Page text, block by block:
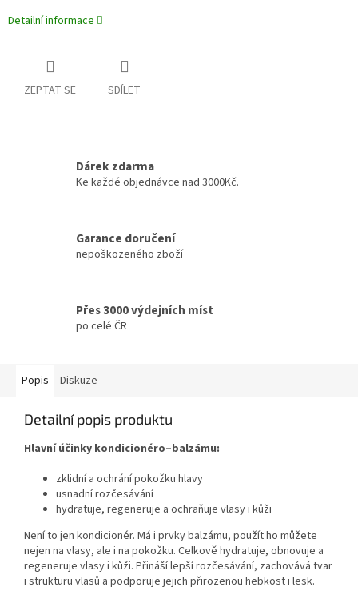
Detailní informace
ZEPTAT SE SDÍLET
Dárek zdarma
Ke každé objednávce nad 3000Kč.
Garance doručení
nepoškozeného zboží
Přes 3000 výdejních míst
po celé ČR
Popis Diskuze
Detailní popis produktu
Hlavní účinky kondicionéro–balzámu:
zklidní a ochrání pokožku hlavy
usnadní rozčesávání
hydratuje, regeneruje a ochraňuje vlasy i kůži
Není to jen kondicionér. Má i prvky balzámu, použít ho můžete
nejen na vlasy, ale i na pokožku. Celkově hydratuje, obnovuje a
regeneruje vlasy i kůži. Přináší lepší rozčesávání, zachovává tvar
i strukturu vlasů a podporuje jejich přirozenou hebkost i lesk.